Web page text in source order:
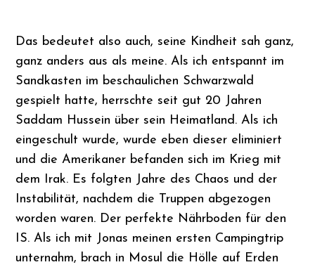
Das bedeutet also auch, seine Kindheit sah ganz,
ganz anders aus als meine. Als ich entspannt im
Sandkasten im beschaulichen Schwarzwald
gespielt hatte, herrschte seit gut 20 Jahren
Saddam Hussein über sein Heimatland. Als ich
eingeschult wurde, wurde eben dieser eliminiert
und die Amerikaner befanden sich im Krieg mit
dem Irak. Es folgten Jahre des Chaos und der
Instabilität, nachdem die Truppen abgezogen
worden waren. Der perfekte Nährboden für den
IS. Als ich mit Jonas meinen ersten Campingtrip
unternahm, brach in Mosul die Hölle auf Erden